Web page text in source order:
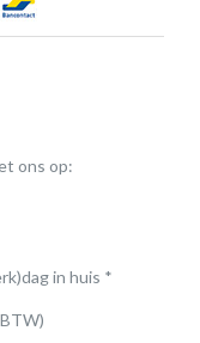
ons op:
in huis *